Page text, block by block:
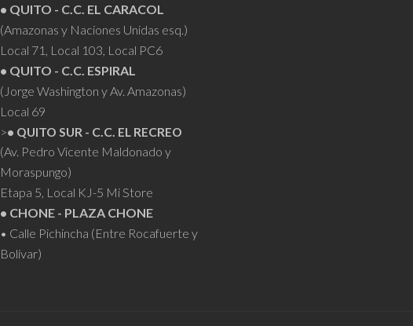
• QUITO - C.C. EL CARACOL
(Amazonas y Naciones Unidas esq.)
Local 71, Local 103, Local PC6
• QUITO - C.C. ESPIRAL
(Jorge Washington y Av. Amazonas)
Local 69
>• QUITO SUR - C.C. EL RECREO
(Av. Pedro Vicente Maldonado y
Moraspungo)
Etapa 5, Local KJ-5 Mi Store
• CHONE - PLAZA CHONE
• Calle Pichincha (Entre Rocafuerte y
Bolívar)